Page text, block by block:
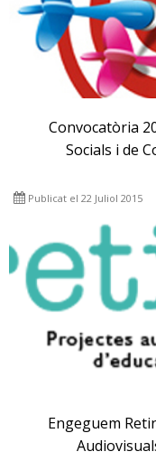
Convocatòria
Socials i de
Publicat el 22 Juliol 2015
Engeguem